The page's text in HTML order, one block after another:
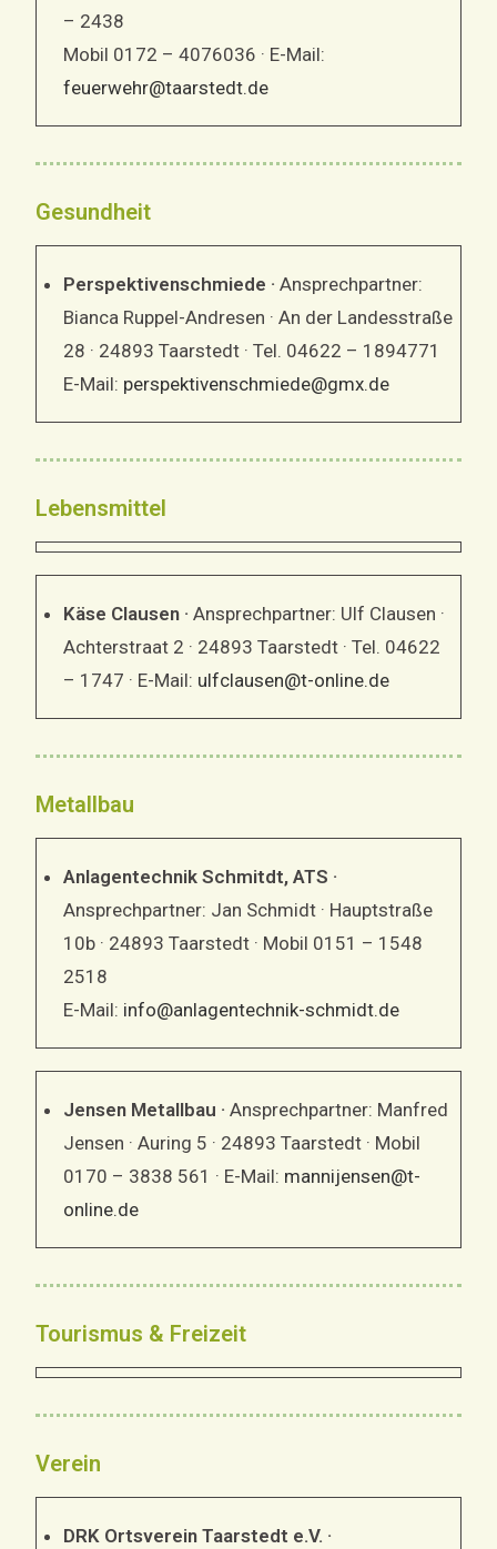
– 2438
Mobil 0172 – 4076036 · E-Mail:
feuerwehr@taarstedt.de
Gesundheit
Perspektivenschmiede ·Ansprechpartner:
Bianca Ruppel-Andresen · An der Landesstraße
28 · 24893 Taarstedt · Tel. 04622 – 1894771
E-Mail: perspektivenschmiede@gmx.de
Lebensmittel
Käse Clausen ·Ansprechpartner: Ulf Clausen ·
Achterstraat 2 · 24893 Taarstedt · Tel. 04622
– 1747 · E-Mail: ulfclausen@t-online.de
Metallbau
Anlagentechnik Schmitdt, ATS ·
Ansprechpartner: Jan Schmidt · Hauptstraße
10b · 24893 Taarstedt · Mobil 0151 – 1548
2518
E-Mail: info@anlagentechnik-schmidt.de
Jensen Metallbau ·Ansprechpartner: Manfred
Jensen · Auring 5 · 24893 Taarstedt · Mobil
0170 – 3838 561 · E-Mail: mannijensen@t-
online.de
Tourismus & Freizeit
Verein
DRK Ortsverein Taarstedt e.V. ·